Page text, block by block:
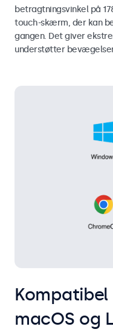
betragtningsvinkel på
touch-skærm, der kan
gangen. Det giver
understøtter
Kompatibel
macOS og